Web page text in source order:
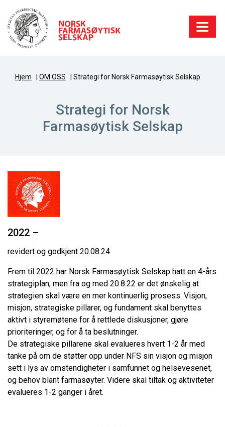
Hjem OM OSS Strategi for Norsk Farmasøytisk Selskap
Strategi for Norsk
Farmasøytisk Selskap
2022 –
revidert og godkjent 20.08.24
Frem til 2022 har Norsk Farmasøytisk Selskap hatt en 4-års
strategiplan, men fra og med 20.8.22 er det ønskelig at
strategien skal være en mer kontinuerlig prosess. Visjon,
misjon, strategiske pillarer, og fundament skal benyttes
aktivt i styremøtene for å rettlede diskusjoner, gjøre
prioriteringer, og for å ta beslutninger.
De strategiske pillarene skal evalueres hvert 1-2 år med
tanke på om de støtter opp under NFS sin visjon og misjon
sett i lys av omstendigheter i samfunnet og helsevesenet,
og behov blant farmasøyter. Videre skal tiltak og aktiviteter
evalueres 1-2 ganger i året.